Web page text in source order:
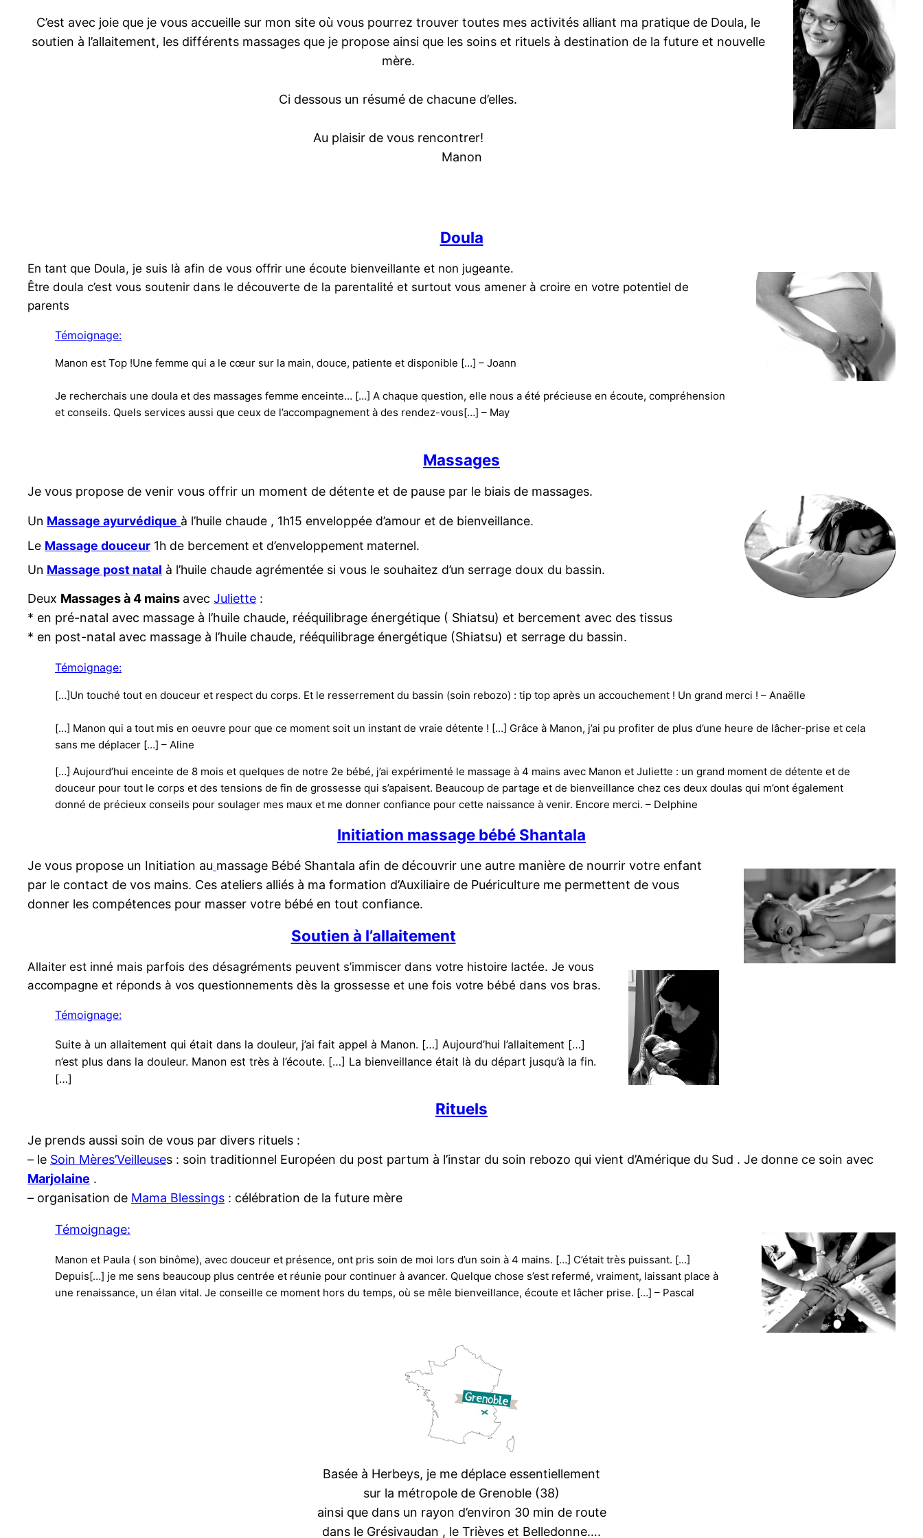
C’est avec joie que je vous accueille sur mon site où vous pourrez trouver toutes mes activités alliant ma pratique de Doula, le
soutien à l’allaitement, les différents massages que je propose ainsi que les soins et rituels à destination de la future et nouvelle
mère.
Ci dessous un résumé de chacune d’elles.
Au plaisir de vous rencontrer!
Manon
Doula
En tant que Doula, je suis là afin de vous offrir une écoute bienveillante et non jugeante.
Être doula c’est vous soutenir dans le découverte de la parentalité et surtout vous amener à croire en votre potentiel de
parents
Témoignage:
Manon est Top !Une femme qui a le cœur sur la main, douce, patiente et disponible […] – Joann
Je recherchais une doula et des massages femme enceinte… […] A chaque question, elle nous a été précieuse en écoute, compréhension
et conseils. Quels services aussi que ceux de l’accompagnement à des rendez-vous[…] – May
Massages
Je vous propose de venir vous offrir un moment de détente et de pause par le biais de massages.
Un Massage ayurvédique à l’huile chaude , 1h15 enveloppée d’amour et de bienveillance.
Le Massage douceur 1h de bercement et d’enveloppement maternel.
Un Massage post natal à l’huile chaude agrémentée si vous le souhaitez d’un serrage doux du bassin.
Deux Massages à 4 mains avec Juliette :
* en pré-natal avec massage à l’huile chaude, rééquilibrage énergétique ( Shiatsu) et bercement avec des tissus
* en post-natal avec massage à l’huile chaude, rééquilibrage énergétique (Shiatsu) et serrage du bassin.
Témoignage:
[…]Un touché tout en douceur et respect du corps. Et le resserrement du bassin (soin rebozo) : tip top après un accouchement ! Un grand merci ! – Anaëlle
[…] Manon qui a tout mis en oeuvre pour que ce moment soit un instant de vraie détente ! […] Grâce à Manon, j’ai pu profiter de plus d’une heure de lâcher-prise et cela
sans me déplacer […] – Aline
[…] Aujourd’hui enceinte de 8 mois et quelques de notre 2e bébé, j’ai expérimenté le massage à 4 mains avec Manon et Juliette : un grand moment de détente et de
douceur pour tout le corps et des tensions de fin de grossesse qui s’apaisent. Beaucoup de partage et de bienveillance chez ces deux doulas qui m’ont également
donné de précieux conseils pour soulager mes maux et me donner confiance pour cette naissance à venir. Encore merci. – Delphine
Initiation massage bébé Shantala
Je vous propose un Initiation au massage Bébé Shantala afin de découvrir une autre manière de nourrir votre enfant
par le contact de vos mains. Ces ateliers alliés à ma formation d’Auxiliaire de Puériculture me permettent de vous
donner les compétences pour masser votre bébé en tout confiance.
Soutien à l’allaitement
Allaiter est inné mais parfois des désagréments peuvent s’immiscer dans votre histoire lactée. Je vous
accompagne et réponds à vos questionnements dès la grossesse et une fois votre bébé dans vos bras.
Témoignage:
Suite à un allaitement qui était dans la douleur, j’ai fait appel à Manon. […] Aujourd’hui l’allaitement […]
n’est plus dans la douleur. Manon est très à l’écoute. […] La bienveillance était là du départ jusqu’à la fin.
[…]
Rituels
Je prends aussi soin de vous par divers rituels :
– le Soin Mères’Veilleuses : soin traditionnel Européen du post partum à l’instar du soin rebozo qui vient d’Amérique du Sud . Je donne ce soin avec
Marjolaine .
– organisation de Mama Blessings : célébration de la future mère
Témoignage:
Manon et Paula ( son binôme), avec douceur et présence, ont pris soin de moi lors d’un soin à 4 mains. […] C’était très puissant. […]
Depuis[…] je me sens beaucoup plus centrée et réunie pour continuer à avancer. Quelque chose s’est refermé, vraiment, laissant place à
une renaissance, un élan vital. Je conseille ce moment hors du temps, où se mêle bienveillance, écoute et lâcher prise. […] – Pascal
Basée à Herbeys, je me déplace essentiellement
sur la métropole de Grenoble (38)
ainsi que dans un rayon d’environ 30 min de route
dans le Grésivaudan , le Trièves et Belledonne….